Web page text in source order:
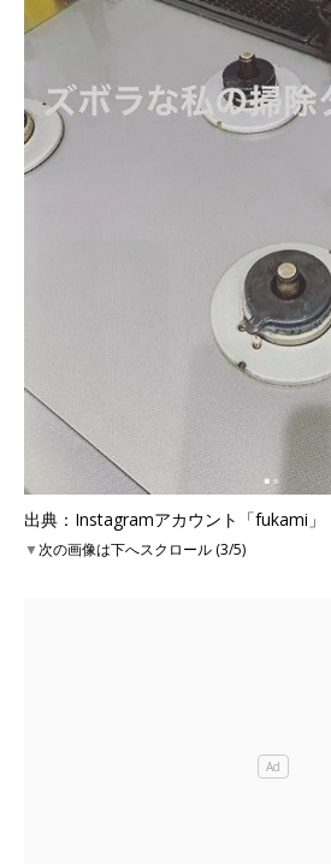
出典：Instagramアカウント「fukami」
▼次の画像は下へスクロール (3/5)